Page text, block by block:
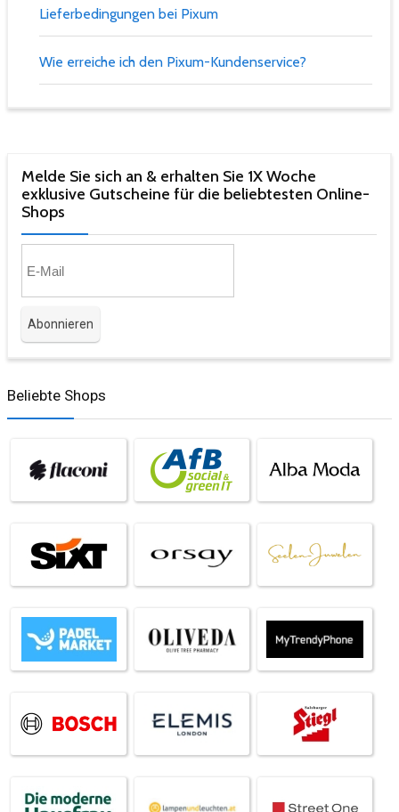
Lieferbedingungen bei Pixum
Wie erreiche ich den Pixum-Kundenservice?
Melde Sie sich an & erhalten Sie 1X Woche
exklusive Gutscheine für die beliebtesten Online-
Shops​
Beliebte Shops